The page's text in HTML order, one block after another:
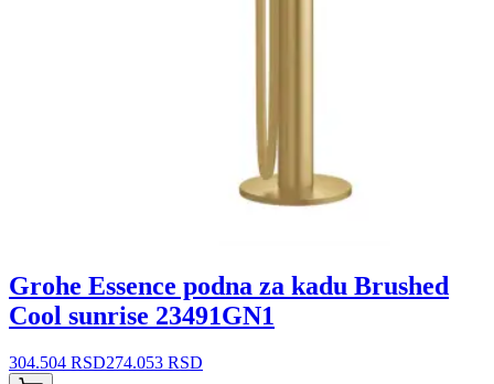
Grohe Essence podna za kadu Brushed
Cool sunrise 23491GN1
304.504 RSD274.053 RSD